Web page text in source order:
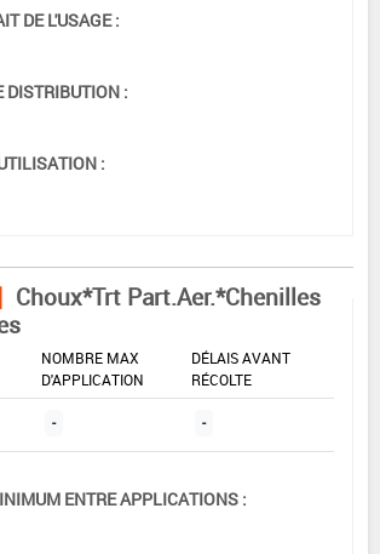
DE L'USAGE :
DISTRIBUTION :
:
Choux*Trt Part.Aer.*Chenilles
NOMBRE MAX
D'APPLICATION
DÉLAIS AVANT
RÉCOLTE
- -
ENTRE APPLICATIONS :